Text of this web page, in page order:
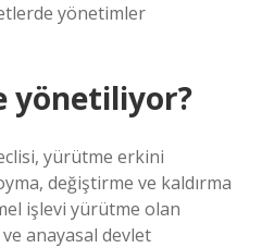
yönetimler
yönetiliyor?
yürütme erkini
değiştirme ve kaldırma
işlevi yürütme olan
anayasal devlet